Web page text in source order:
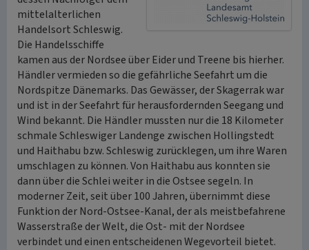
mittelalterlichen
Handelsort Schleswig.
Die Handelsschiffe
kamen aus der Nordsee über Eider und Treene bis hierher.
Händler vermieden so die gefährliche Seefahrt um die
Nordspitze Dänemarks. Das Gewässer, der Skagerrak war
und ist in der Seefahrt für herausfordernden Seegang und
Wind bekannt. Die Händler mussten nur die 18 Kilometer
schmale Schleswiger Landenge zwischen Hollingstedt
und Haithabu bzw. Schleswig zurücklegen, um ihre Waren
umschlagen zu können. Von Haithabu aus konnten sie
dann über die Schlei weiter in die Ostsee segeln. In
moderner Zeit, seit über 100 Jahren, übernimmt diese
Funktion der Nord-Ostsee-Kanal, der als meistbefahrene
Wasserstraße der Welt, die Ost- mit der Nordsee
verbindet und einen entscheidenen Wegevorteil bietet.